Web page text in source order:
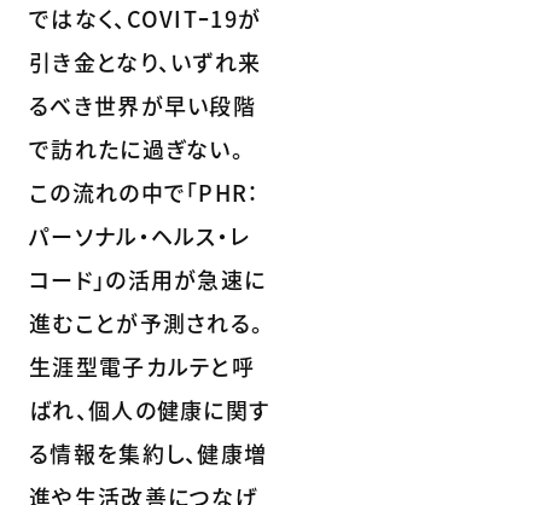
ではなく、COVITｰ19が
引き金となり、いずれ来
るべき世界が早い段階
で訪れたに過ぎない。
この流れの中で「PHR：
パーソナル・ヘルス・レ
コード」の活用が急速に
進むことが予測される。
生涯型電子カルテと呼
ばれ、個人の健康に関す
る情報を集約し、健康増
進や生活改善につなげ